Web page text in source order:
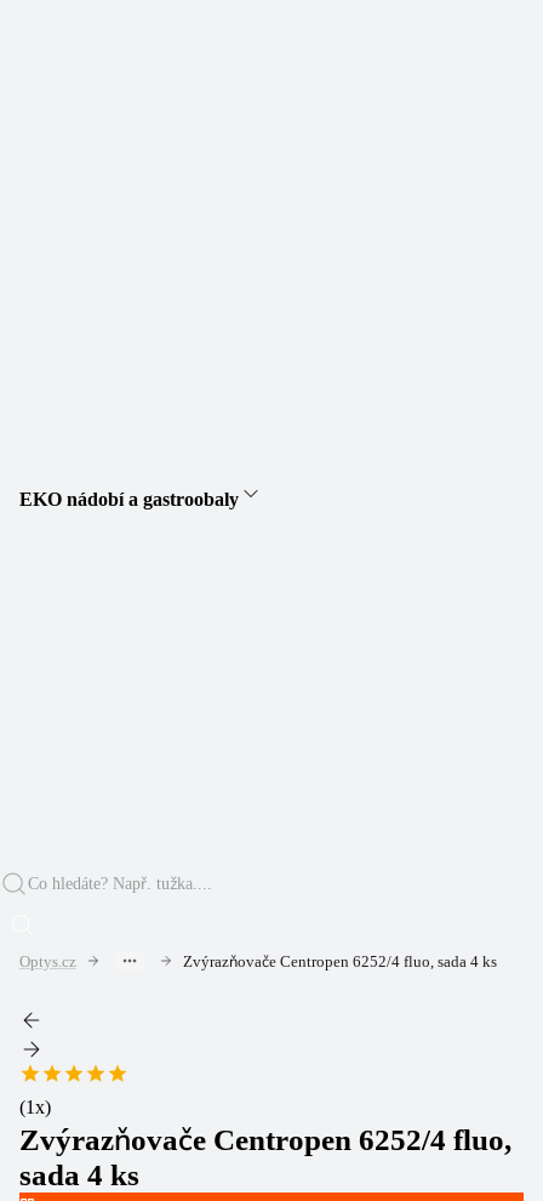
EKO nádobí a gastroobaly
Optys.cz Zvýrazňovače Centropen 6252/4 fluo, sada 4 ks
(1x)
Zvýrazňovače Centropen 6252/4 fluo,
sada 4 ks